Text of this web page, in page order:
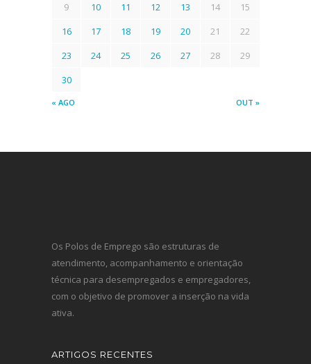
« AGO OUT »
9
10 11 12 13 14
15
16
17 18 19 20 21
22
23
24 25 26 27 28
29
30
Os Polos de Emprego são estruturas de
atendimento, acompanhamento e orientação
técnica para desempregados e empregadores,
com o objetivo de promover a inserção na vida
ativa.
ARTIGOS RECENTES